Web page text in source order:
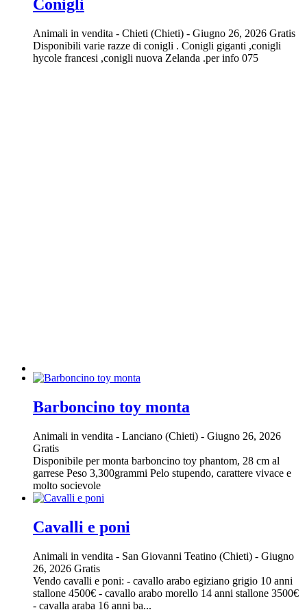
Conigli
Animali in vendita - Chieti (Chieti) - Giugno 26, 2026 Gratis
Disponibili varie razze di conigli . Conigli giganti ,conigli
hycole francesi ,conigli nuova Zelanda .per info 075
Barboncino toy monta
Animali in vendita - Lanciano (Chieti) - Giugno 26, 2026
Gratis
Disponibile per monta barboncino toy phantom, 28 cm al
garrese Peso 3,300grammi Pelo stupendo, carattere vivace e
molto socievole
Cavalli e poni
Animali in vendita - San Giovanni Teatino (Chieti) - Giugno
26, 2026 Gratis
Vendo cavalli e poni: - cavallo arabo egiziano grigio 10 anni
stallone 4500€ - cavallo arabo morello 14 anni stallone 3500€
- cavalla araba 16 anni ba...